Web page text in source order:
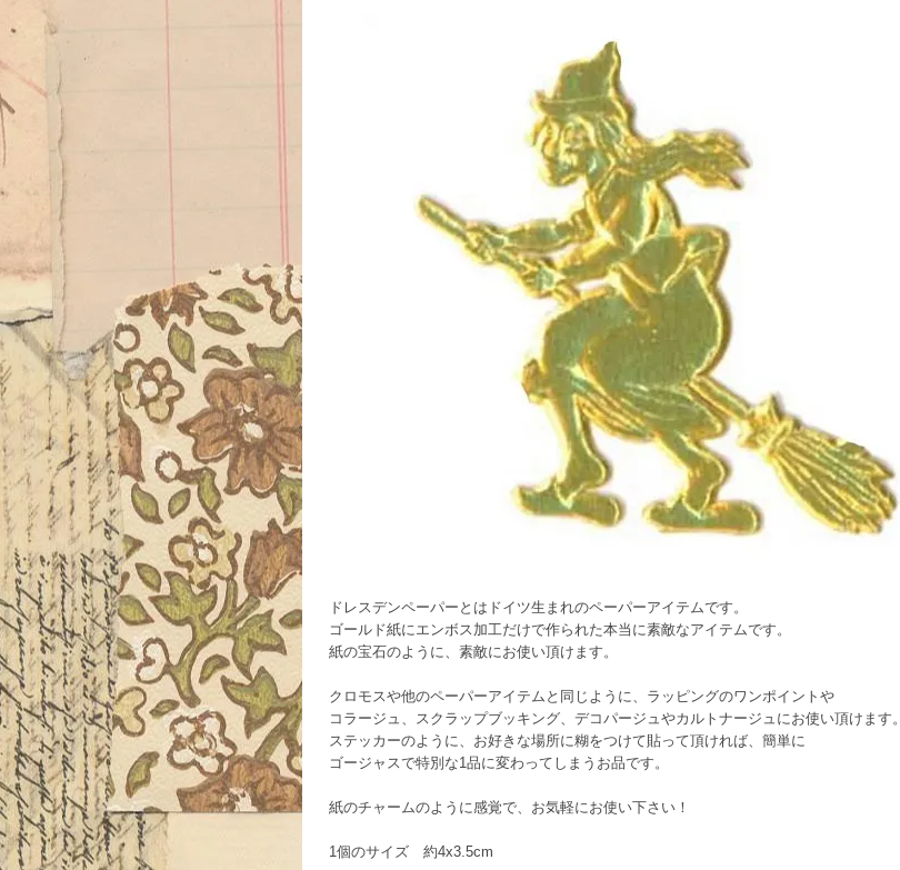
ドレスデンペーパーとはドイツ生まれのペーパーアイテムです。
ゴールド紙にエンボス加工だけで作られた本当に素敵なアイテムです。
紙の宝石のように、素敵にお使い頂けます。
クロモスや他のペーパーアイテムと同じように、ラッピングのワンポイントや
コラージュ、スクラップブッキング、デコパージュやカルトナージュにお使い頂けます。
ステッカーのように、お好きな場所に糊をつけて貼って頂ければ、簡単に
ゴージャスで特別な1品に変わってしまうお品です。
紙のチャームのように感覚で、お気軽にお使い下さい！
1個のサイズ 約4x3.5cm